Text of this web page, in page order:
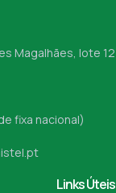
Magalhães, lote 12
fixa nacional)
Links Úteis